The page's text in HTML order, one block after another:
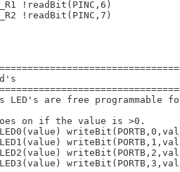
!readBit(PINC,6)
!readBit(PINC,7)
LED's are free programmable
on if the value is >0.